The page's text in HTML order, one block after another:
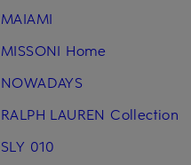
MAIAMI
MISSONI Home
NOWADAYS
RALPH LAUREN Collection
SLY 010